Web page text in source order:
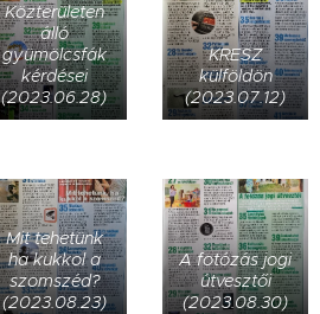
Közterületen
álló
gyümölcsfák
kérdései
(2023.06.28)
KRESZ
külföldön
(2023.07.12)
Mit tehetünk
ha kukkol a
szomszéd?
(2023.08.23)
A fotózás jogi
útvesztői
(2023.08.30)